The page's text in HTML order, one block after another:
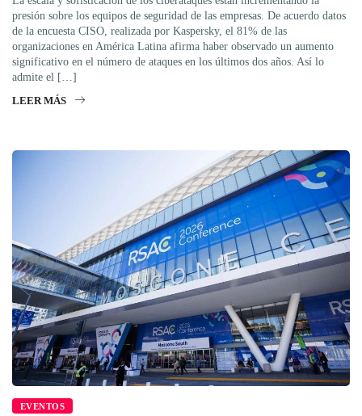
presión sobre los equipos de seguridad de las empresas. De acuerdo datos
de la encuesta CISO, realizada por Kaspersky, el 81% de las
organizaciones en América Latina afirma haber observado un aumento
significativo en el número de ataques en los últimos dos años. Así lo
admite el […]
LEER MÁS
EVENTOS